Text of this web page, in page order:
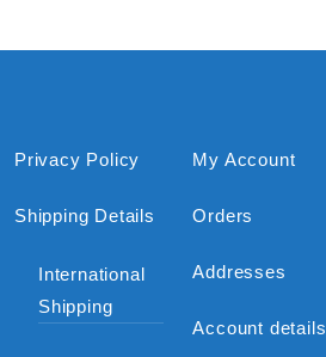
Privacy Policy
Shipping Details
International
Shipping
My Account
Orders
Addresses
Account details